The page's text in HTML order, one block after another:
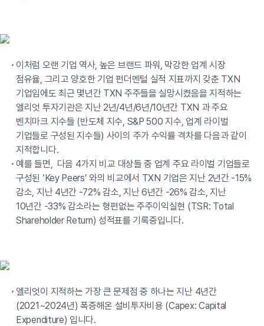
이처럼 오랜 기업 역사, 높은 브랜드 파워, 막강한 업계 시장
점유율, 그리고 양호한 기업 펀더멘털 실적 지표까지 갖춘 TXN
기업임에도 최근 몇년간 TXN 주주들을 실망시켰음을 지적하는
엘리엇 투자기관은 지난 2년/4년/6년/10년간 TXN 과 주요
벤치마크 지수들 (반도체 지수, S&P 500 지수, 업계 라이벌
기업들로 구성된 지수들) 사이의 주가 수익률 격차를 다음과 같이
지적합니다.
예를 들면, 다음 4가지 비교 대상들 중 업계 주요 라이벌 기업들로
구성된 ‘Key Peers’ 와의 비교에서 TXN 기업은 지난 2년간 -15%
감소, 지난 4년간 -72% 감소, 지난 6년간 -26% 감소, 지난
10년간 -33% 감소라는 형편없는 주주이익실현 (TSR: Total
Shareholder Return) 성적표를 기록중입니다.
엘리엇이 지적하는 가장 큰 문제점 중 하나는 지난 4년간
(2021~2024년) 폭증해온 설비투자비용 (Capex: Capital
Expenditure) 입니다.